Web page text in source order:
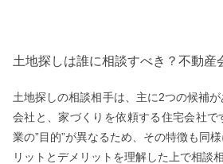
土地探しは誰に相談すべき？不動産
土地探しの相談相手は、主に2つの候補
会社と、家づくりを依頼する住宅会社
業の”目的”が異なるため、その特徴も同
リットとデメリットを理解した上で相談